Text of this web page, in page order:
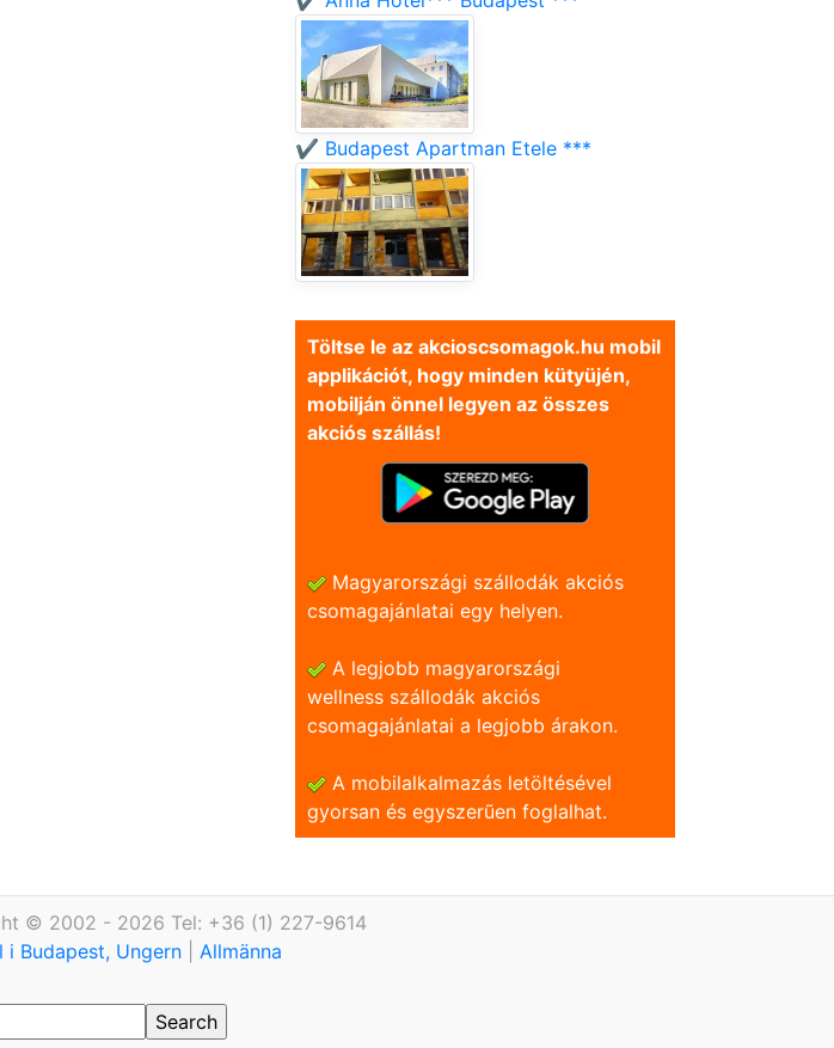
✔️ Budapest Apartman Etele ***
Töltse le az akcioscsomagok.hu mobil
applikációt, hogy minden kütyüjén,
mobilján önnel legyen az összes
akciós szállás!
Magyarországi szállodák akciós
csomagajánlatai egy helyen.
A legjobb magyarországi
wellness szállodák akciós
csomagajánlatai a legjobb árakon.
A mobilalkalmazás letöltésével
gyorsan és egyszerũen foglalhat.
© 2002 - 2026 Tel: +36 (1) 227-9614
Budapest, Ungern
Allmänna